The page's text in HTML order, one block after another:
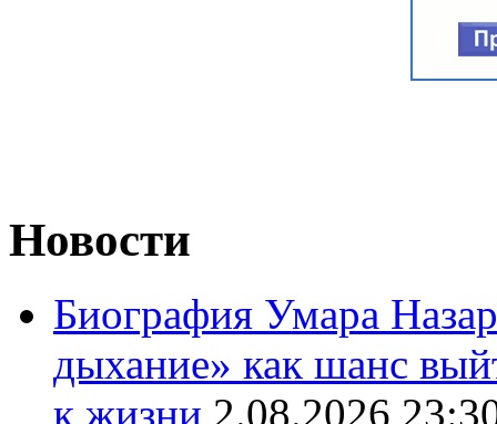
Новости
Биография Умара
дыхание» как шанс
к жизни 2.08.2026